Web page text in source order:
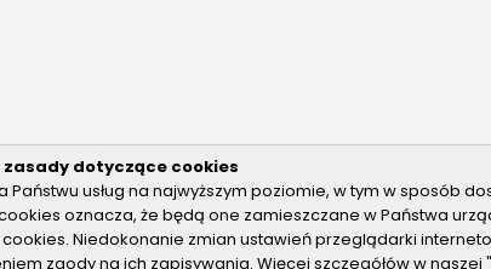
zasady dotyczące cookies
usług na najwyższym poziomie, w tym w sposób
oznacza, że będą one zamieszczane w Państwa
Niedokonanie zmian ustawień przeglądarki
zgody na ich zapisywania. Więcej szczegółów w naszej "